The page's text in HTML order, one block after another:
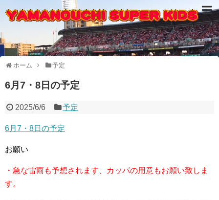
ホーム 予定
6月7・8日の予定
2025/6/6 予定
6月7・8日の予定
お願い
・急な雷雨も予想されます、カッパの用意もお願い致しま
す。